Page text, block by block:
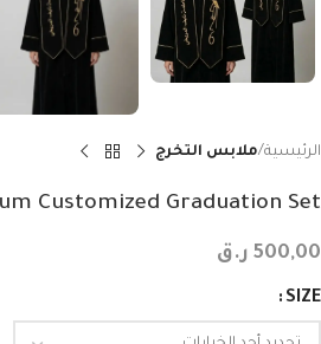
الرئيسية ملابس التخرج
Customized Graduation Set
500,00 ر.ق
SIZE